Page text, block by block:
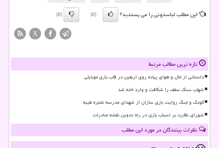
این مطلب لباسدونی را می پسندید؟
(0)
(0)
X
تازه ترین مطالب مرتبط
داستانی از حال و هوای پیاده روی اربعین در قاب بازی موبایلی
شهاب سنگ سقف را شکافت و وارد خانه شد
کودک و جنگ روایت بازی سازان از شهدای مدرسه شجره طیبه
شورای نظارت بر اسباب بازی در راه تدوین نقشه صادرات
نظرات بینندگان در مورد این مطلب